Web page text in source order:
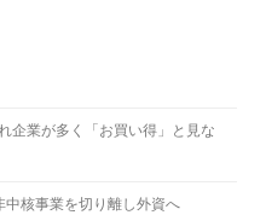
企業が多く「お買い得」と見な
中核事業を切り離し外資へ